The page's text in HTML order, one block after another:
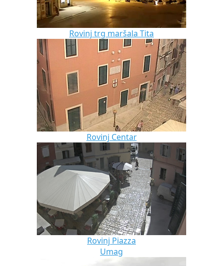
Rovinj trg maršala Tita
Rovinj Centar
Rovinj Piazza
Umag